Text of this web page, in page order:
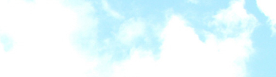
행정부서 안내
찾아오시는길
묻고답하기
합격자조회/고지서출력
교육대학원
교육학석사
휴·복학 안내
연구윤리자료실
청빙게시판